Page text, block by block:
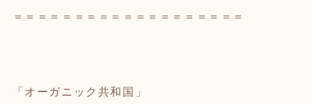
＝＝＝＝＝＝＝＝＝＝＝＝＝＝＝＝＝＝＝
「オーガニック共和国」